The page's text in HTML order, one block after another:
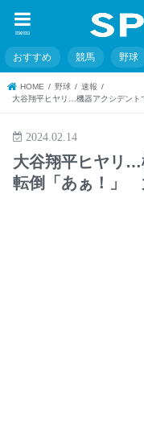
menu
おすすめ 競馬 野球
HOME 野球
速報
大谷翔平ヒヤリ…機器アクシデン
2024.02.14
大谷翔平ヒヤリ…
転倒「あぁ！」